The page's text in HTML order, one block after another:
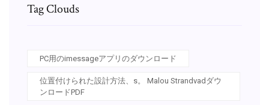
Tag Clouds
PC用のimessageアプリのダウンロード
位置付けられた設計方法、s。 Malou Strandvadダウ
ンロードPDF